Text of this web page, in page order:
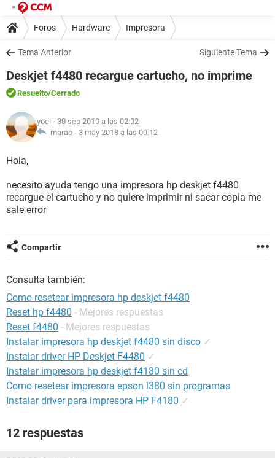
Foros Hardware Impresora
Tema Anterior Siguiente Tema
Deskjet f4480 recargue cartucho, no imprime
Resuelto/Cerrado
yoel - 30 sep 2010 a las 02:02
marao - 3 may 2018 a las 00:12
Hola,
necesito ayuda tengo una impresora hp deskjet f4480
recargue el cartucho y no quiere imprimir ni sacar copia me
sale error
Compartir
Consulta también:
Como resetear impresora hp deskjet f4480
Reset hp f4480 - Mejores respuestas
Reset f4480 - Mejores respuestas
Instalar impresora hp deskjet f4480 sin disco ✓
Instalar driver HP Deskjet F4480 ✓
Instalar impresora hp deskjet f4180 sin cd
Como resetear impresora epson l380 sin programas
Instalar driver para impresora HP F4180 ✓
12 respuestas